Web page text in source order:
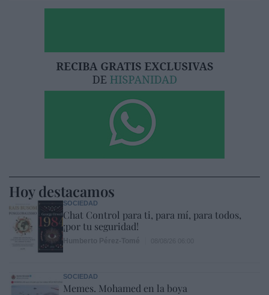
Hoy destacamos
SOCIEDAD
Chat Control para ti, para mí, para todos,
¡por tu seguridad!
SOCIEDAD
Memes. Mohamed en la boya